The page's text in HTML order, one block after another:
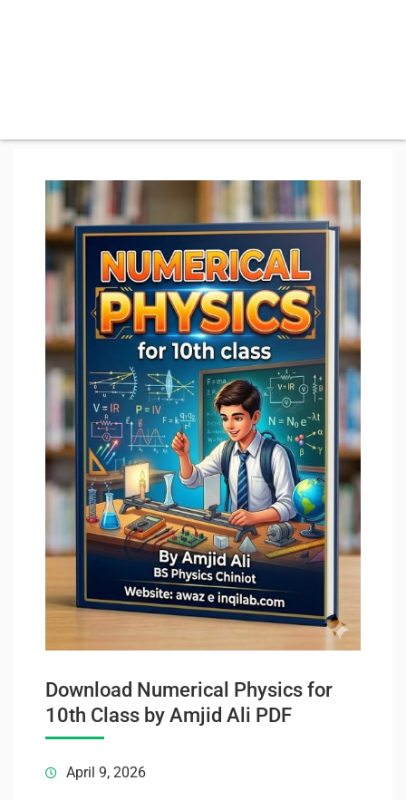
Download Numerical Physics for
10th Class by Amjid Ali PDF
April 9, 2026